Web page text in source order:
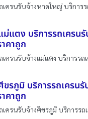
เครนรับจ้างหาดใหญ่ บริการ
แตง บริการรถเครนรั
คาถูก
เครนรับจ้างแม่แตง บริการรถ
รภูมิ บริการรถเครนรั
คาถูก
เครนรับจ้างศีขรภูมิ บริการรถ